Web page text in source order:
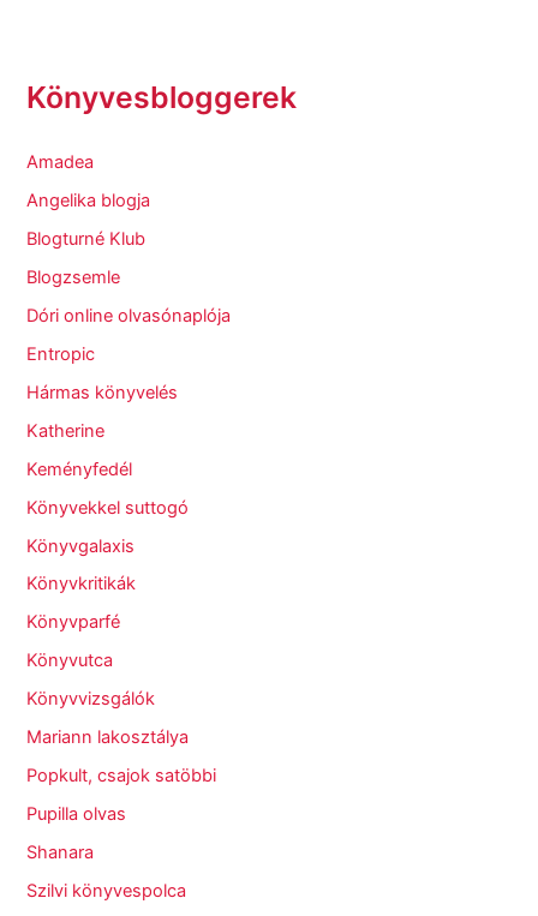
Könyvesbloggerek
Amadea
Angelika blogja
Blogturné Klub
Blogzsemle
Dóri online olvasónaplója
Entropic
Hármas könyvelés
Katherine
Keményfedél
Könyvekkel suttogó
Könyvgalaxis
Könyvkritikák
Könyvparfé
Könyvutca
Könyvvizsgálók
Mariann lakosztálya
Popkult, csajok satöbbi
Pupilla olvas
Shanara
Szilvi könyvespolca